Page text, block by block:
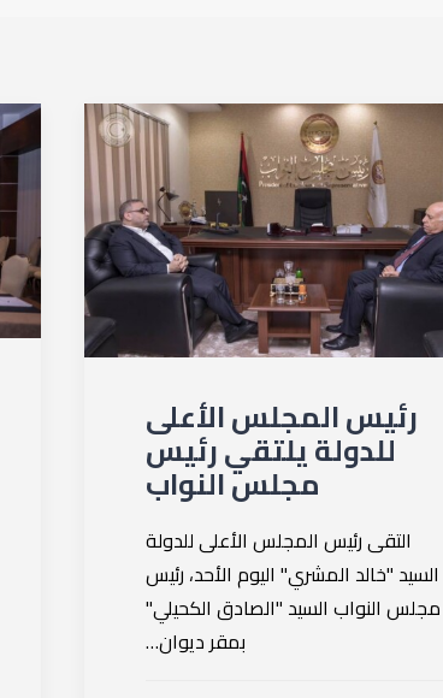
رئيس المجلس الأعلى
للدولة يلتقي رئيس
مجلس النواب
التقى رئيس المجلس الأعلى للدولة
السيد "خالد المشري" اليوم الأحد، رئيس
مجلس النواب السيد "الصادق الكحيلي"
بمقر ديوان…